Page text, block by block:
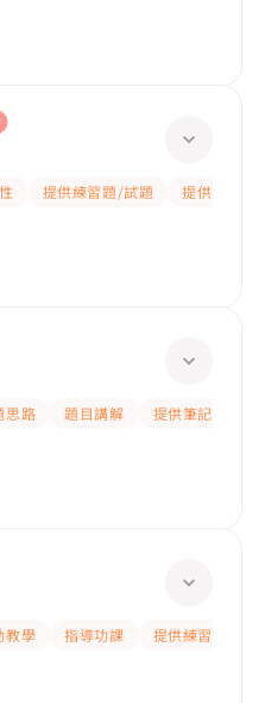
提供練習題/試題
提供筆記
思路 題目講解 提供筆記
教學 指導功課
提供練習題/試題